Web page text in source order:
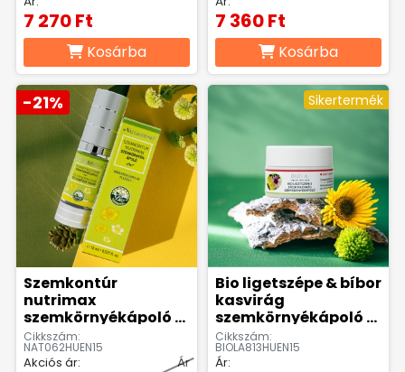
7 270 Ft
Kosárba
7 360 Ft
Kosárba
-21%
Szemkontúr
nutrimax
szemkörnyékápoló -
15 ml
Cikkszám:
NAT062HUEN15
Akciós ár: Ár
Sikertermék
Bio ligetszépe & bíbor
kasvirág
szemkörnyékápoló -
15 ml
Cikkszám:
BIOLA813HUEN15
Ár: